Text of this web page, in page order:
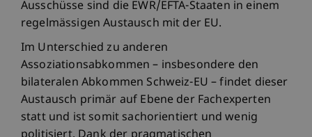
Ausschüsse sind die EWR/EFTA-Staaten in einem
regelmässigen Austausch mit der EU.
Im Unterschied zu anderen
Assoziationsabkommen – insbesondere den
bilateralen Abkommen Schweiz-EU – findet dieser
Austausch primär auf Ebene der Fachexperten
statt und ist somit sachorientiert und wenig